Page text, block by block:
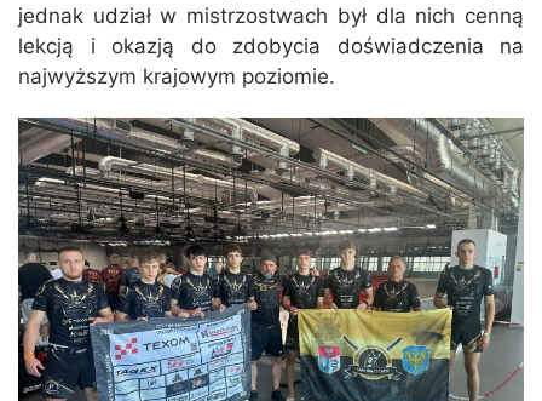
jednak udział w mistrzostwach był dla nich cenną
lekcją i okazją do zdobycia doświadczenia na
najwyższym krajowym poziomie.